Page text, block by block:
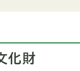
化財